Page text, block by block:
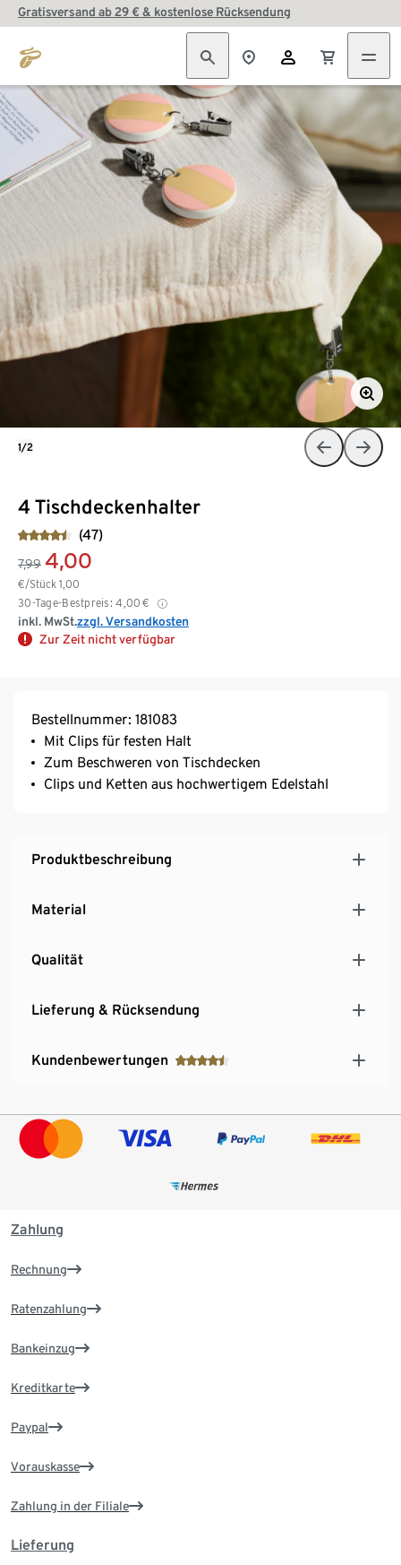
Gratisversand ab 29 € & kostenlose Rücksendung
4 Tischdeckenhalter
(47)
7,99 4,00
€/Stück 1,00
30-Tage-Bestpreis: 4,00 €
inkl. MwSt.zzgl. Versandkosten
Zur Zeit nicht verfügbar
1/2
Bestellnummer: 181083
Mit Clips für festen Halt
Zum Beschweren von Tischdecken
Clips und Ketten aus hochwertigem Edelstahl
Produktbeschreibung
Material
Qualität
Lieferung & Rücksendung
Kundenbewertungen
Zahlung
Rechnung
Ratenzahlung
Bankeinzug
Kreditkarte
Paypal
Vorauskasse
Zahlung in der Filiale
Lieferung